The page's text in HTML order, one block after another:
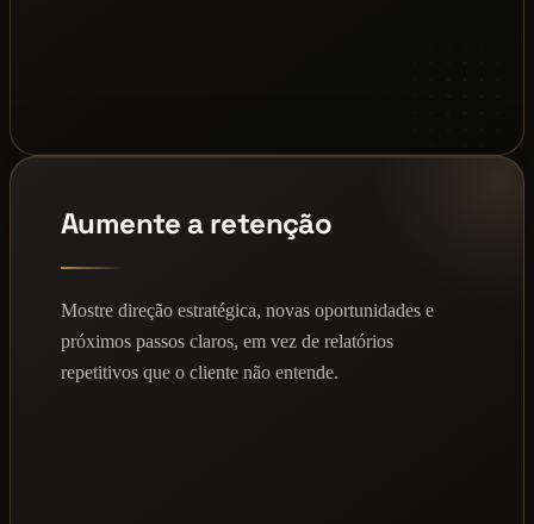
Aumente a retenção
Mostre direção estratégica, novas oportunidades e
próximos passos claros, em vez de relatórios
repetitivos que o cliente não entende.